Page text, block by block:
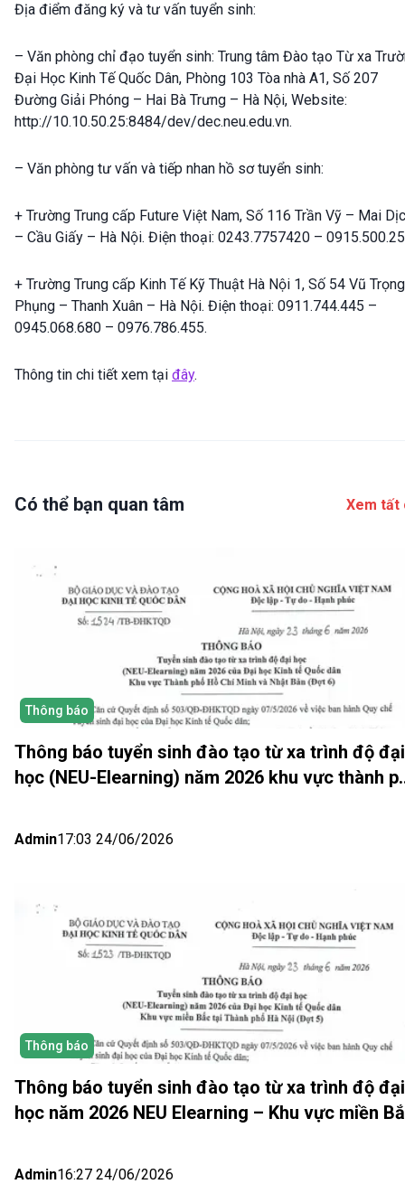
Địa điểm đăng ký và tư vấn tuyển sinh:
– Văn phòng chỉ đạo tuyển sinh: Trung tâm Đào tạo Từ xa
Đại Học Kinh Tế Quốc Dân, Phòng 103 Tòa nhà A1, Số 207
Đường Giải Phóng – Hai Bà Trưng – Hà Nội, Website:
http://10.10.50.25:8484/dev/dec.neu.edu.vn.
– Văn phòng tư vấn và tiếp nhan hồ sơ tuyển sinh:
+ Trường Trung cấp Future Việt Nam, Số 116 Trần Vỹ – Mai
– Cầu Giấy – Hà Nội. Điện thoại: 0243.7757420 –
+ Trường Trung cấp Kinh Tế Kỹ Thuật Hà Nội 1, Số 54 Vũ Trọng
Phụng – Thanh Xuân – Hà Nội. Điện thoại: 0911.744.445 –
0945.068.680 – 0976.786.455.
Thông tin chi tiết xem tại đây.
Có thể bạn quan tâm Xem tất
Thông báo
Thông báo tuyển sinh đào tạo từ xa trình độ đại
học (NEU-Elearning) năm 2026 khu vực thành
Admin17:03 24/06/2026
Thông báo
Thông báo tuyển sinh đào tạo từ xa trình độ đại
học năm 2026 NEU Elearning – Khu vực miền
Admin16:27 24/06/2026